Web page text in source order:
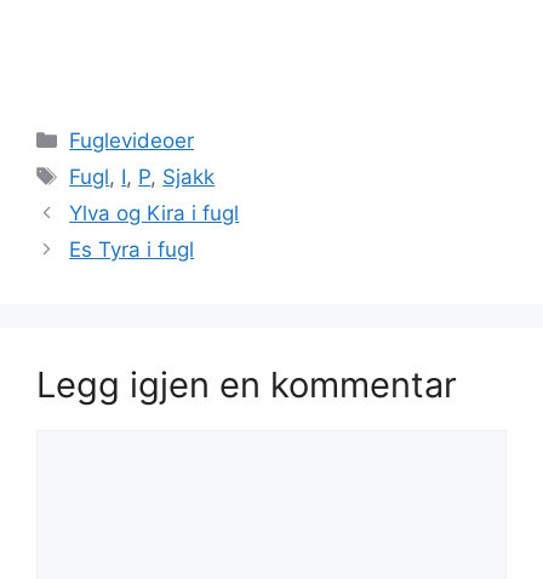
Kategorier
Fuglevideoer
Stikkord
Fugl, I, P, Sjakk
Ylva og Kira i fugl
Es Tyra i fugl
Legg igjen en kommentar